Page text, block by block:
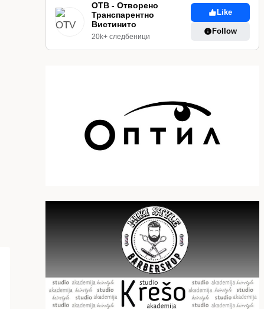
ОТВ - Отворено
Транспарентно
Вистинито
20k+ следбеници
Like
Follow